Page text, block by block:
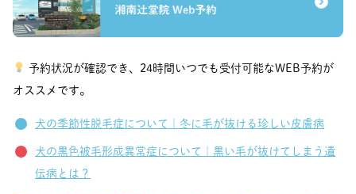
予約状況が確認でき、24時間いつでも受付可能なWEB予約が
オススメです。
犬の季節性脱毛症について｜冬に毛が抜ける珍しい皮膚病
犬の黒色被毛形成異常症について｜黒い毛が抜けてしまう遺
伝病とは？